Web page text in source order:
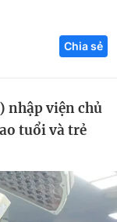
Công nghệ
Sản phẩm
Tư vấn
Chia sẻ
nhập viện chủ
tuổi và trẻ